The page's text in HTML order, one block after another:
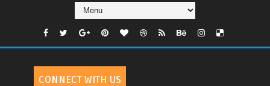
CONNECT WITH US